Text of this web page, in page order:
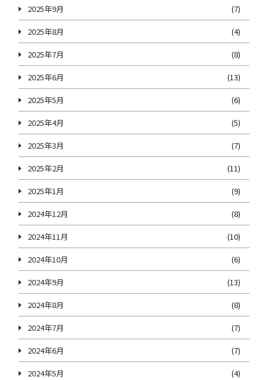
2025年9月
(7)
2025年8月
(4)
2025年7月
(8)
2025年6月
(13)
2025年5月
(6)
2025年4月
(5)
2025年3月
(7)
2025年2月
(11)
2025年1月
(9)
2024年12月
(8)
2024年11月
(10)
2024年10月
(6)
2024年9月
(13)
2024年8月
(8)
2024年7月
(7)
2024年6月
(7)
2024年5月
(4)